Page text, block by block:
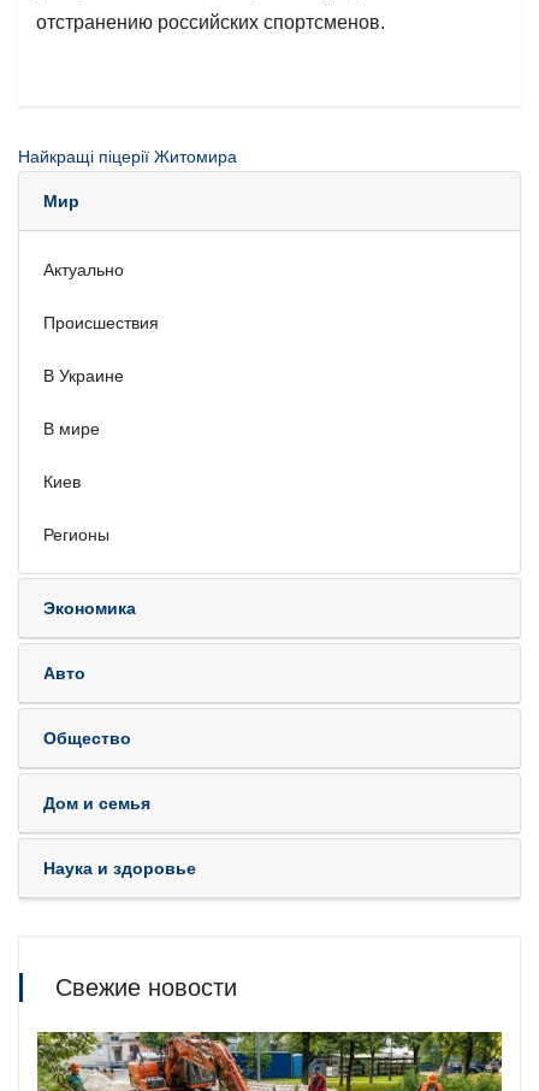
отстранению российских спортсменов.
Найкращі піцерії Житомира
Мир
Актуально
Происшествия
В Украине
В мире
Киев
Регионы
Экономика
Авто
Общество
Дом и семья
Наука и здоровье
Свежие новости